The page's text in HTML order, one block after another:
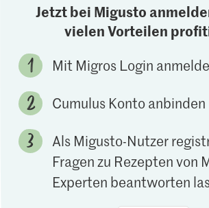
Jetzt bei Migusto
vielen Vorteilen
Mit Migros Login
Cumulus Konto anbinden
Als Migusto-Nutzer
Fragen zu Rezepten von
Experten beantworten